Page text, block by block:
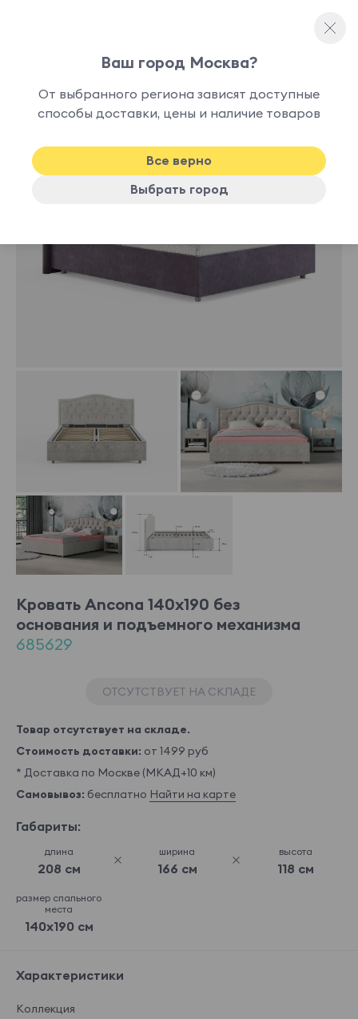
наличии
Кровать Ancona 140x190 без
основания и подъемного механизма
685629
ОТСУТСТВУЕТ НА СКЛАДЕ
Товар отсутствует на складе.
Стоимость доставки: от 1499 руб
* Доставка по Москве (МКАД+10 км)
Самовывоз: бесплатно Найти на карте
Габариты:
длина
208 см
ширина
166 см
высота
118 см
размер спального
места
140x190 см
Характеристики
Коллекция
Ваш город Москва?
От выбранного региона зависят доступные
способы доставки, цены и наличие товаров
Все верно
Выбрать город